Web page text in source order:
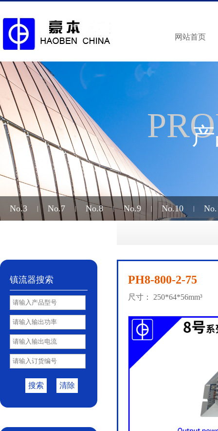
网站首页
No.3 No.7 No.8 | No.9 No.10
镇流器搜索
清除
搜索
PH8-800-2-75
尺寸： 250*64*56mm³